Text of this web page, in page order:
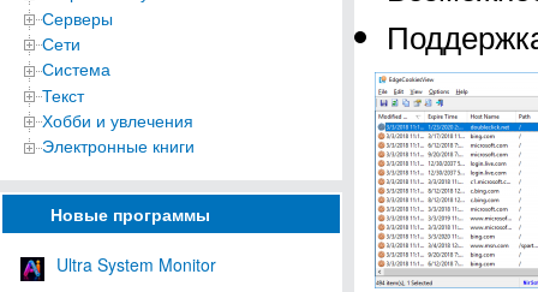
Серверы
Сети
Система
Текст
Хобби и увлечения
Электронные книги
Новые программы
Ultra System Monitor